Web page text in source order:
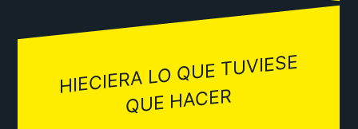
HIECIERA LO QUE TUVIESE
QUE HACER